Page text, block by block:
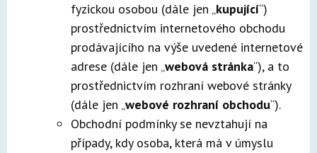
fyzickou osobou (dále jen „kupující“)
prostřednictvím internetového obchodu
prodávajícího na výše uvedené internetové
adrese (dále jen „webová stránka“), a to
prostřednictvím rozhraní webové stránky
(dále jen „webové rozhraní obchodu“).
Obchodní podmínky se nevztahují na
případy, kdy osoba, která má v úmyslu